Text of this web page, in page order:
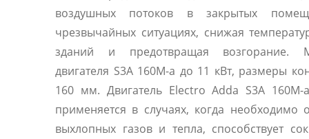
воздушных потоков в закрытых
чрезвычайных ситуациях, снижая
зданий и предотвращая возгорание.
двигателя S3A 160M-a до 11 кВт, размеры
160 мм. Двигатель Electro Adda S3A 160M-
применяется в случаях, когда необходимо
выхлопных газов и тепла, способствует